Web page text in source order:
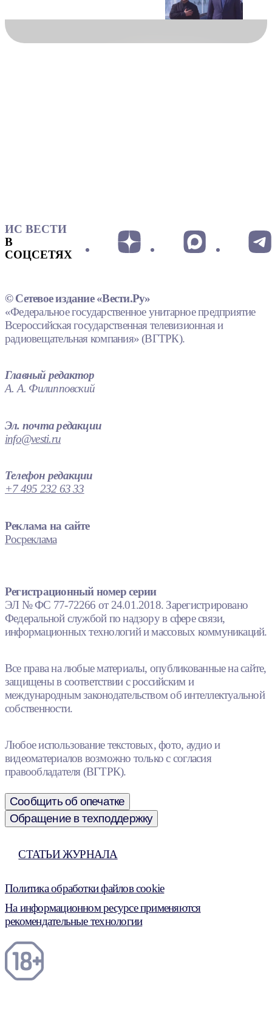
ИС ВЕСТИ
В
СОЦСЕТЯХ
© Сетевое издание «Вести.Ру»
«Федеральное государственное унитарное предприятие
Всероссийская государственная телевизионная и
радиовещательная компания» (ВГТРК).
Главный редактор
А. А. Филипповский
Эл. почта редакции
info@vesti.ru
Телефон редакции
+7 495 232 63 33
Реклама на сайте
Росреклама
Регистрационный номер серии
ЭЛ № ФС 77-72266 от 24.01.2018. Зарегистрировано
Федеральной службой по надзору в сфере связи,
информационных технологий и массовых коммуникаций.
Все права на любые материалы, опубликованные на сайте,
защищены в соответствии с российским и
международным законодательством об интеллектуальной
собственности.
Любое использование текстовых, фото, аудио и
видеоматериалов возможно только с согласия
правообладателя (ВГТРК).
Сообщить об опечатке
Обращение в техподдержку
СТАТЬИ ЖУРНАЛА
Политика обработки файлов cookie
На информационном ресурсе применяются
рекомендательные технологии